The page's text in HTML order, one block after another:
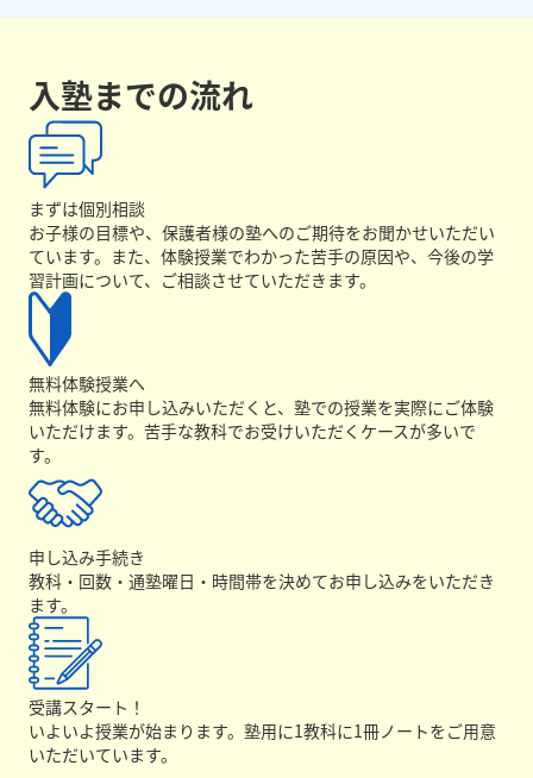
入塾までの流れ
まずは個別相談
お子様の目標や、保護者様の塾へのご期待をお聞かせいただい
ています。また、体験授業でわかった苦手の原因や、今後の学
習計画について、ご相談させていただきます。
無料体験授業へ
無料体験にお申し込みいただくと、塾での授業を実際にご体験
いただけます。苦手な教科でお受けいただくケースが多いで
す。
申し込み手続き
教科・回数・通塾曜日・時間帯を決めてお申し込みをいただき
ます。
受講スタート！
いよいよ授業が始まります。塾用に1教科に1冊ノートをご用意
いただいています。